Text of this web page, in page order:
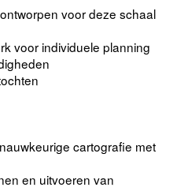
voor deze schaal
voor individuele planning
cartografie met
en uitvoeren van